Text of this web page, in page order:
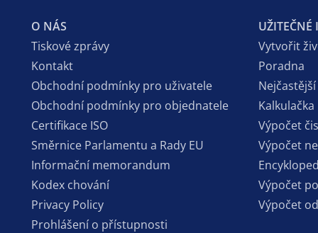
O NÁS
Tiskové zprávy
Kontakt
Obchodní podmínky pro uživatele
Obchodní podmínky pro objednatele
Certifikace ISO
Směrnice Parlamentu a Rady EU
Informační memorandum
Kodex chování
Privacy Policy
Prohlášení o přístupnosti
UŽITEČNÉ
Vytvořit
Poradna
Výpočet
Výpočet
Výpočet
Výpočet